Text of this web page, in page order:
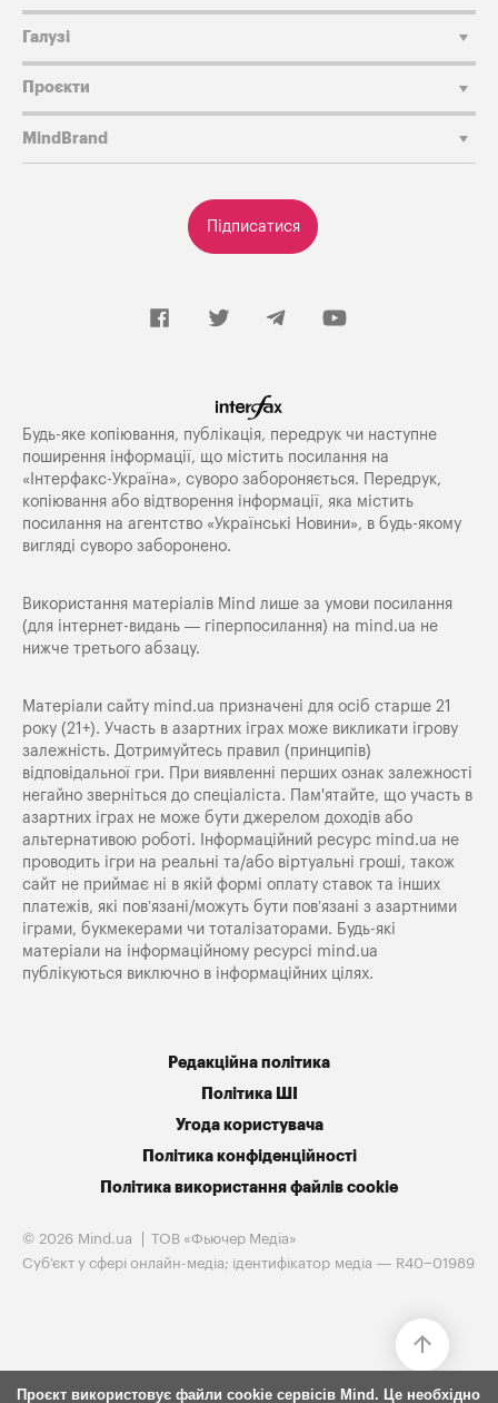
Підписатися
Галузі
Проєкти
MindBrand
Будь-яке копiювання, публiкацiя, передрук чи наступне
поширення iнформацiї, що мiстить посилання на
«Iнтерфакс-Україна», суворо забороняється. Передрук,
копіювання або відтворення інформації, яка містить
посилання на агентство «Українські Новини», в будь-якому
вигляді суворо заборонено.
Використання матеріалів Mind лише за умови посилання
(для інтернет-видань — гіперпосилання) на mind.ua не
нижче третього абзацу.
Матеріали сайту mind.ua призначені для осіб старше 21
року (21+). Участь в азартних іграх може викликати ігрову
залежність. Дотримуйтесь правил (принципів)
відповідальної гри. При виявленні перших ознак залежності
негайно зверніться до спеціаліста. Пам'ятайте, що участь в
азартних іграх не може бути джерелом доходів або
альтернативою роботі. Інформаційний ресурс mind.ua не
проводить ігри на реальні та/або віртуальні гроші, також
сайт не приймає ні в якій формі оплату ставок та інших
платежів, які пов’язані/можуть бути пов’язані з азартними
іграми, букмекерами чи тоталізаторами. Будь-які
матеріали на інформаційному ресурсі mind.ua
публікуються виключно в інформаційних цілях.
Редакційна політика
Політика ШІ
Угода користувача
Політика конфіденційності
Політика використання файлів cookie
© 2026 Mind.ua
ТОВ «Фьючер Медiа»
Cуб'єкт у сфері онлайн-медіа; ідентифікатор медіа — R40−01989
Проєкт використовує файли cookie сервісів Mind. Це необхідно